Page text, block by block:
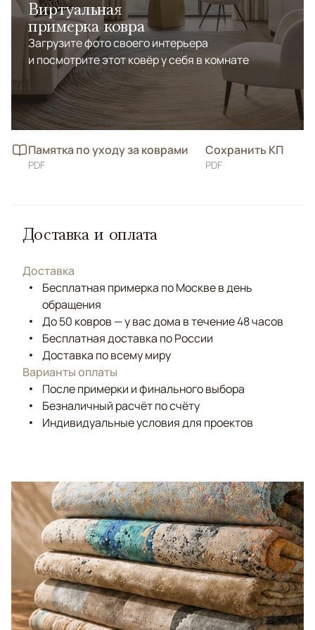
Виртуальная
примерка ковра
Загрузите фото своего интерьера
и посмотрите этот ковёр у себя в комнате
Памятка по уходу за коврами
PDF
Сохранить КП
PDF
Доставка и оплата
Доставка
Бесплатная примерка по Москве в день
обращения
До 50 ковров — у вас дома в течение 48 часов
Бесплатная доставка по России
Доставка по всему миру
Варианты оплаты
После примерки и финального выбора
Безналичный расчёт по счёту
Индивидуальные условия для проектов